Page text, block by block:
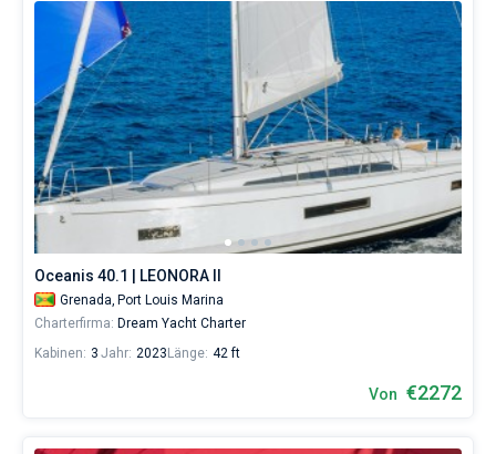
Segel
nicht
vorstellen.
Nahe
Port
Louis
Marina
Grenada
Yacht
Club.
Oceanis 40.1 | LEONORA II
Grenada, Port Louis Marina
Charterfirma: Dream Yacht Charter
Kabinen: 3 Jahr: 2023 Länge: 42 ft
Von €2272